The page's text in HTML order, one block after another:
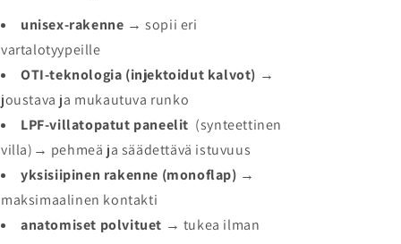
unisex-rakenne → sopii eri
vartalotyypeille
OTI-teknologia (injektoidut kalvot) →
joustava ja mukautuva runko
LPF-villatopatut paneelit (synteettinen
villa)→ pehmeä ja säädettävä istuvuus
yksisiipinen rakenne (monoflap) →
maksimaalinen kontakti
anatomiset polvituet → tukea ilman